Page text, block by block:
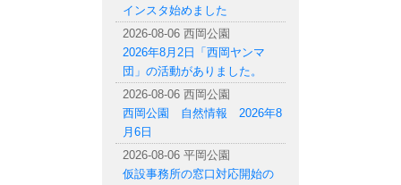
インスタ始めました
2026-08-06 西岡公園
2026年8月2日「西岡ヤンマ
団」の活動がありました。
2026-08-06 西岡公園
西岡公園 自然情報 2026年8
月6日
2026-08-06 平岡公園
仮設事務所の窓口対応開始の